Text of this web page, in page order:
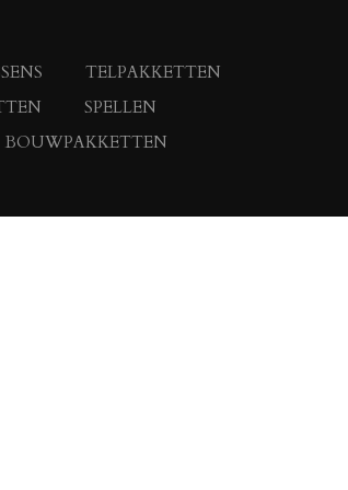
TELPAKKETTEN
SPELLEN
BOUWPAKKETTEN